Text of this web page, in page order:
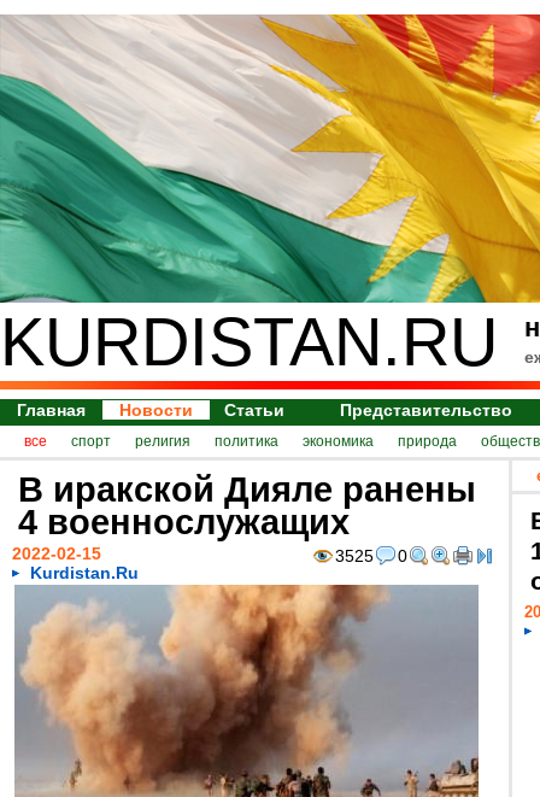
KURDISTAN.RU
Главная Новости Статьи Представительство
все спорт религия политика экономика природа
В иракской Дияле ранены
4 военнослужащих
3525 0
2022-02-15
Kurdistan.Ru